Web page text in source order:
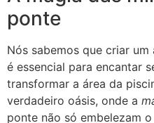
ponte
Nós sabemos que criar
é essencial para encantar
transformar a área da
verdadeiro oásis, onde a
ponte não só embelezam